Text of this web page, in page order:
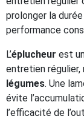
prolonger la
performance
L’éplucheur est
entretien régulier,
légumes. Une
évite
l’efficacité de